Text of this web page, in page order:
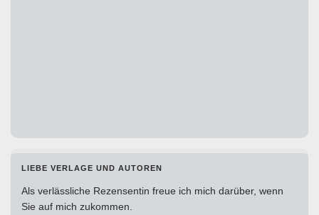
LIEBE VERLAGE UND AUTOREN
Als verlässliche Rezensentin freue ich mich darüber, wenn
Sie auf mich zukommen.